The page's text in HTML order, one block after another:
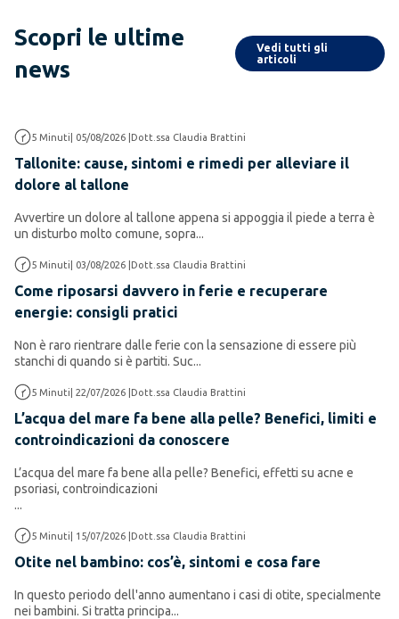
Scopri le ultime
news
Vedi tutti gli
articoli
Altro Salute e Benessere
5 Minuti 05/08/2026 Dott.ssa Claudia Brattini
Tallonite: cause, sintomi e rimedi per alleviare il
dolore al tallone
Avvertire un dolore al tallone appena si appoggia il piede a terra è
un disturbo molto comune, sopra...
Altro Salute e Benessere
5 Minuti 03/08/2026 Dott.ssa Claudia Brattini
Come riposarsi davvero in ferie e recuperare
energie: consigli pratici
Non è raro rientrare dalle ferie con la sensazione di essere più
stanchi di quando si è partiti. Suc...
Cura del corpo
5 Minuti 22/07/2026 Dott.ssa Claudia Brattini
L’acqua del mare fa bene alla pelle? Benefici, limiti e
controindicazioni da conoscere
L’acqua del mare fa bene alla pelle? Benefici, effetti su acne e
psoriasi, controindicazioni
...
Altro Mamma e bambino
5 Minuti 15/07/2026 Dott.ssa Claudia Brattini
Otite nel bambino: cos’è, sintomi e cosa fare
In questo periodo dell'anno aumentano i casi di otite, specialmente
nei bambini. Si tratta principa...